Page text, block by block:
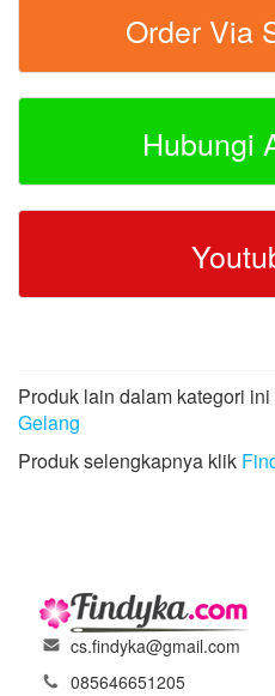
Order Via
Hubungi
Produk lain dalam kategori
Gelang
Produk selengkapnya klik
cs.findyka@gmail.com
085646651205